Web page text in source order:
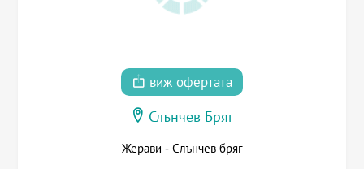
виж офертата
Слънчев Бряг
Жерави - Слънчев бряг